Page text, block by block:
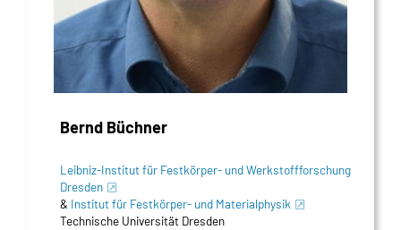
Bernd Büchner
Leibniz-Institut für Festkörper- und Werkstoffforschung
Dresden
& Institut für Festkörper- und Materialphysik
Technische Universität Dresden